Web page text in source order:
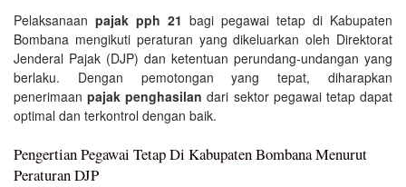
Pelaksanaan pajak pph 21 bagi pegawai tetap di Kabupaten
Bombana mengikuti peraturan yang dikeluarkan oleh Direktorat
Jenderal Pajak (DJP) dan ketentuan perundang-undangan yang
berlaku. Dengan pemotongan yang tepat, diharapkan
penerimaanpajak penghasilan dari sektor pegawai tetap dapat
optimal dan terkontrol dengan baik.
Pengertian Pegawai Tetap Di Kabupaten Bombana Menurut
Peraturan DJP